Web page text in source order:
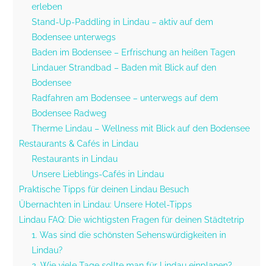
erleben
Stand-Up-Paddling in Lindau – aktiv auf dem
Bodensee unterwegs
Baden im Bodensee – Erfrischung an heißen Tagen
Lindauer Strandbad – Baden mit Blick auf den
Bodensee
Radfahren am Bodensee – unterwegs auf dem
Bodensee Radweg
Therme Lindau – Wellness mit Blick auf den Bodensee
Restaurants & Cafés in Lindau
Restaurants in Lindau
Unsere Lieblings-Cafés in Lindau
Praktische Tipps für deinen Lindau Besuch
Übernachten in Lindau: Unsere Hotel-Tipps
Lindau FAQ: Die wichtigsten Fragen für deinen Städtetrip
1. Was sind die schönsten Sehenswürdigkeiten in
Lindau?